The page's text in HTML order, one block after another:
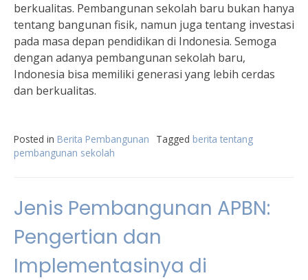
berkualitas. Pembangunan sekolah baru bukan hanya
tentang bangunan fisik, namun juga tentang investasi
pada masa depan pendidikan di Indonesia. Semoga
dengan adanya pembangunan sekolah baru,
Indonesia bisa memiliki generasi yang lebih cerdas
dan berkualitas.
Posted in Berita Pembangunan Tagged berita tentang
pembangunan sekolah
Jenis Pembangunan APBN:
Pengertian dan
Implementasinya di